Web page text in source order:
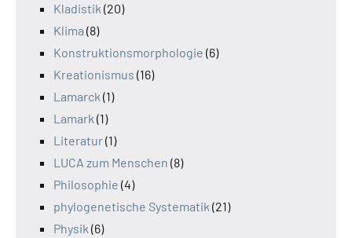
Kladistik (20)
Klima (8)
Konstruktionsmorphologie (6)
Kreationismus (16)
Lamarck (1)
Lamark (1)
Literatur(1)
LUCA zum Menschen (8)
Philosophie (4)
phylogenetische Systematik (21)
Physik (6)